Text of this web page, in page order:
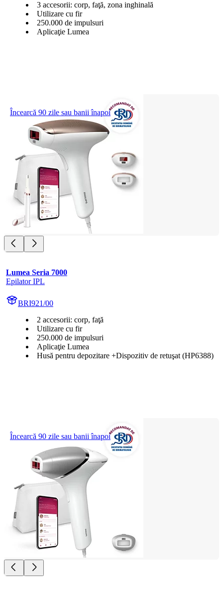
3 accesorii: corp, faţă, zona inghinală
Utilizare cu fir
250.000 de impulsuri
Aplicaţie Lumea
Încearcă 90 zile sau banii înapoi
Lumea Seria 7000
Epilator IPL
BRI921/00
2 accesorii: corp, faţă
Utilizare cu fir
250.000 de impulsuri
Aplicaţie Lumea
Husă pentru depozitare +Dispozitiv de retuşat (HP6388)
Încearcă 90 zile sau banii înapoi